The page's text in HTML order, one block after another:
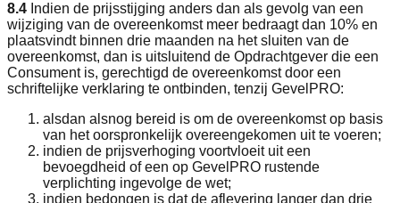
8.4 Indien de prijsstijging anders dan als gevolg van een
wijziging van de overeenkomst meer bedraagt dan 10% en
plaatsvindt binnen drie maanden na het sluiten van de
overeenkomst, dan is uitsluitend de Opdrachtgever die een
Consument is, gerechtigd de overeenkomst door een
schriftelijke verklaring te ontbinden, tenzij GevelPRO:
alsdan alsnog bereid is om de overeenkomst op basis
van het oorspronkelijk overeengekomen uit te voeren;
indien de prijsverhoging voortvloeit uit een
bevoegdheid of een op GevelPRO rustende
verplichting ingevolge de wet;
indien bedongen is dat de aflevering langer dan drie